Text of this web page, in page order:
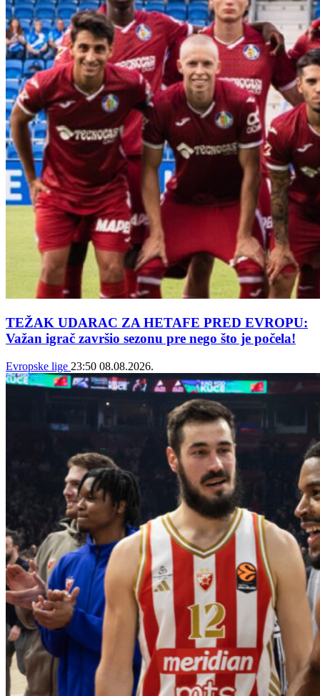
TEŽAK UDARAC ZA HETAFE PRED EVROPU:
Važan igrač završio sezonu pre nego što je počela!
Evropske lige 23:50 08.08.2026.